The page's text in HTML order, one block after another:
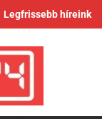
Legfrissebb híreink